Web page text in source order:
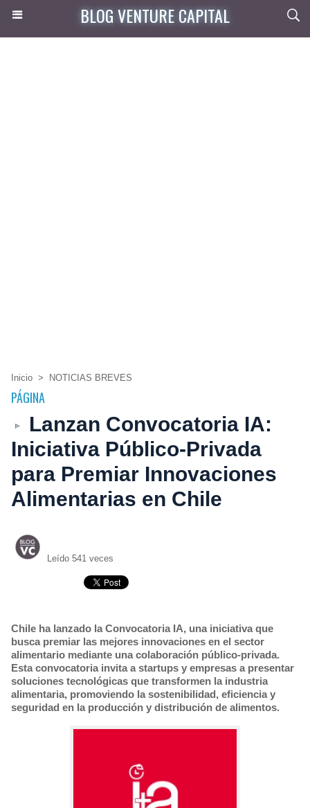
BLOG VENTURE CAPITAL
Inicio > NOTICIAS BREVES
PÁGINA
Lanzan Convocatoria IA:
Iniciativa Público-Privada
para Premiar Innovaciones
Alimentarias en Chile
Leído 541 veces
Chile ha lanzado la Convocatoria IA, una iniciativa que
busca premiar las mejores innovaciones en el sector
alimentario mediante una colaboración público-privada.
Esta convocatoria invita a startups y empresas a presentar
soluciones tecnológicas que transformen la industria
alimentaria, promoviendo la sostenibilidad, eficiencia y
seguridad en la producción y distribución de alimentos.